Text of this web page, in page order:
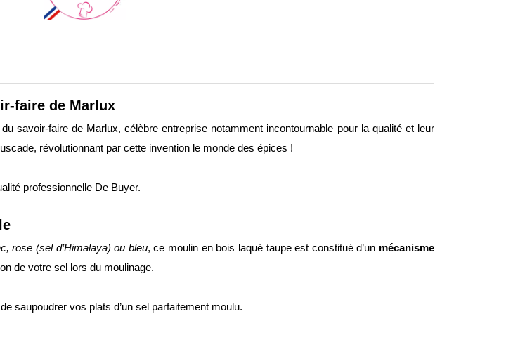
faire de Marlux
savoir-faire de Marlux, célèbre entreprise notamment incontournable pour la qualité et leur
révolutionnant par cette invention le monde des épices !
professionnelle De Buyer.
rose (sel d’Himalaya) ou bleu, ce moulin en bois laqué taupe est constitué d’un mécanisme
de votre sel lors du moulinage.
saupoudrer vos plats d’un sel parfaitement moulu.